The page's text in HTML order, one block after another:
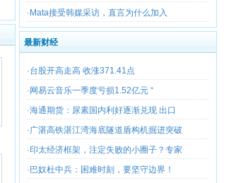
·Mata接受韩媒采访，直言为什么加入
最新财经
·台股开高走高 收涨371.41点
·网易云音乐一季度亏损1.52亿元 “
·海通期货：尿素国内利好逐渐兑现 出口
·广湛高铁湛江湾海底隧道盾构机掘进突破
·印太经济框架，注定失败的小圈子？专家
·巴奴杜中兵：困难时刻，要坚守边界！